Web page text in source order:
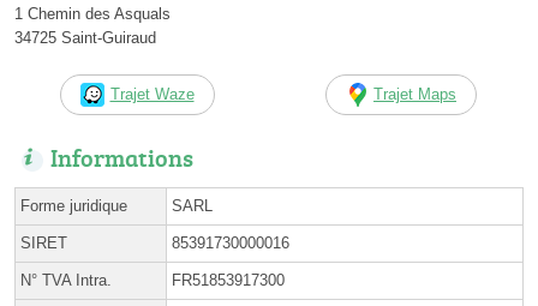
1 Chemin des Asquals
34725 Saint-Guiraud
Trajet Waze Trajet Maps
Informations
Forme juridique SARL
SIRET 85391730000016
N° TVA Intra. FR51853917300